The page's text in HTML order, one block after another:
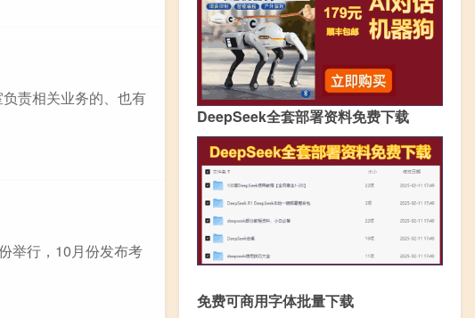
责相关业务的、也有
举行，10月份发布考
DeepSeek全套部署资料免费下载
免费可商用字体批量下载